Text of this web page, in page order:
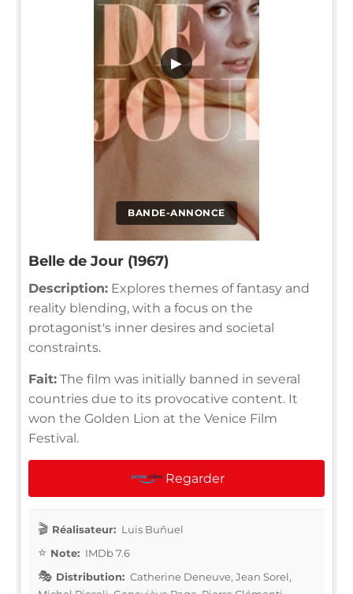
BANDE-ANNONCE
▶
Belle de Jour (1967)
Description: Explores themes of fantasy and
reality blending, with a focus on the
protagonist's inner desires and societal
constraints.
Fait: The film was initially banned in several
countries due to its provocative content. It
won the Golden Lion at the Venice Film
Festival.
Regarder
Réalisateur: Luis Buñuel
Note: IMDb 7.6
Distribution: Catherine Deneuve, Jean Sorel,